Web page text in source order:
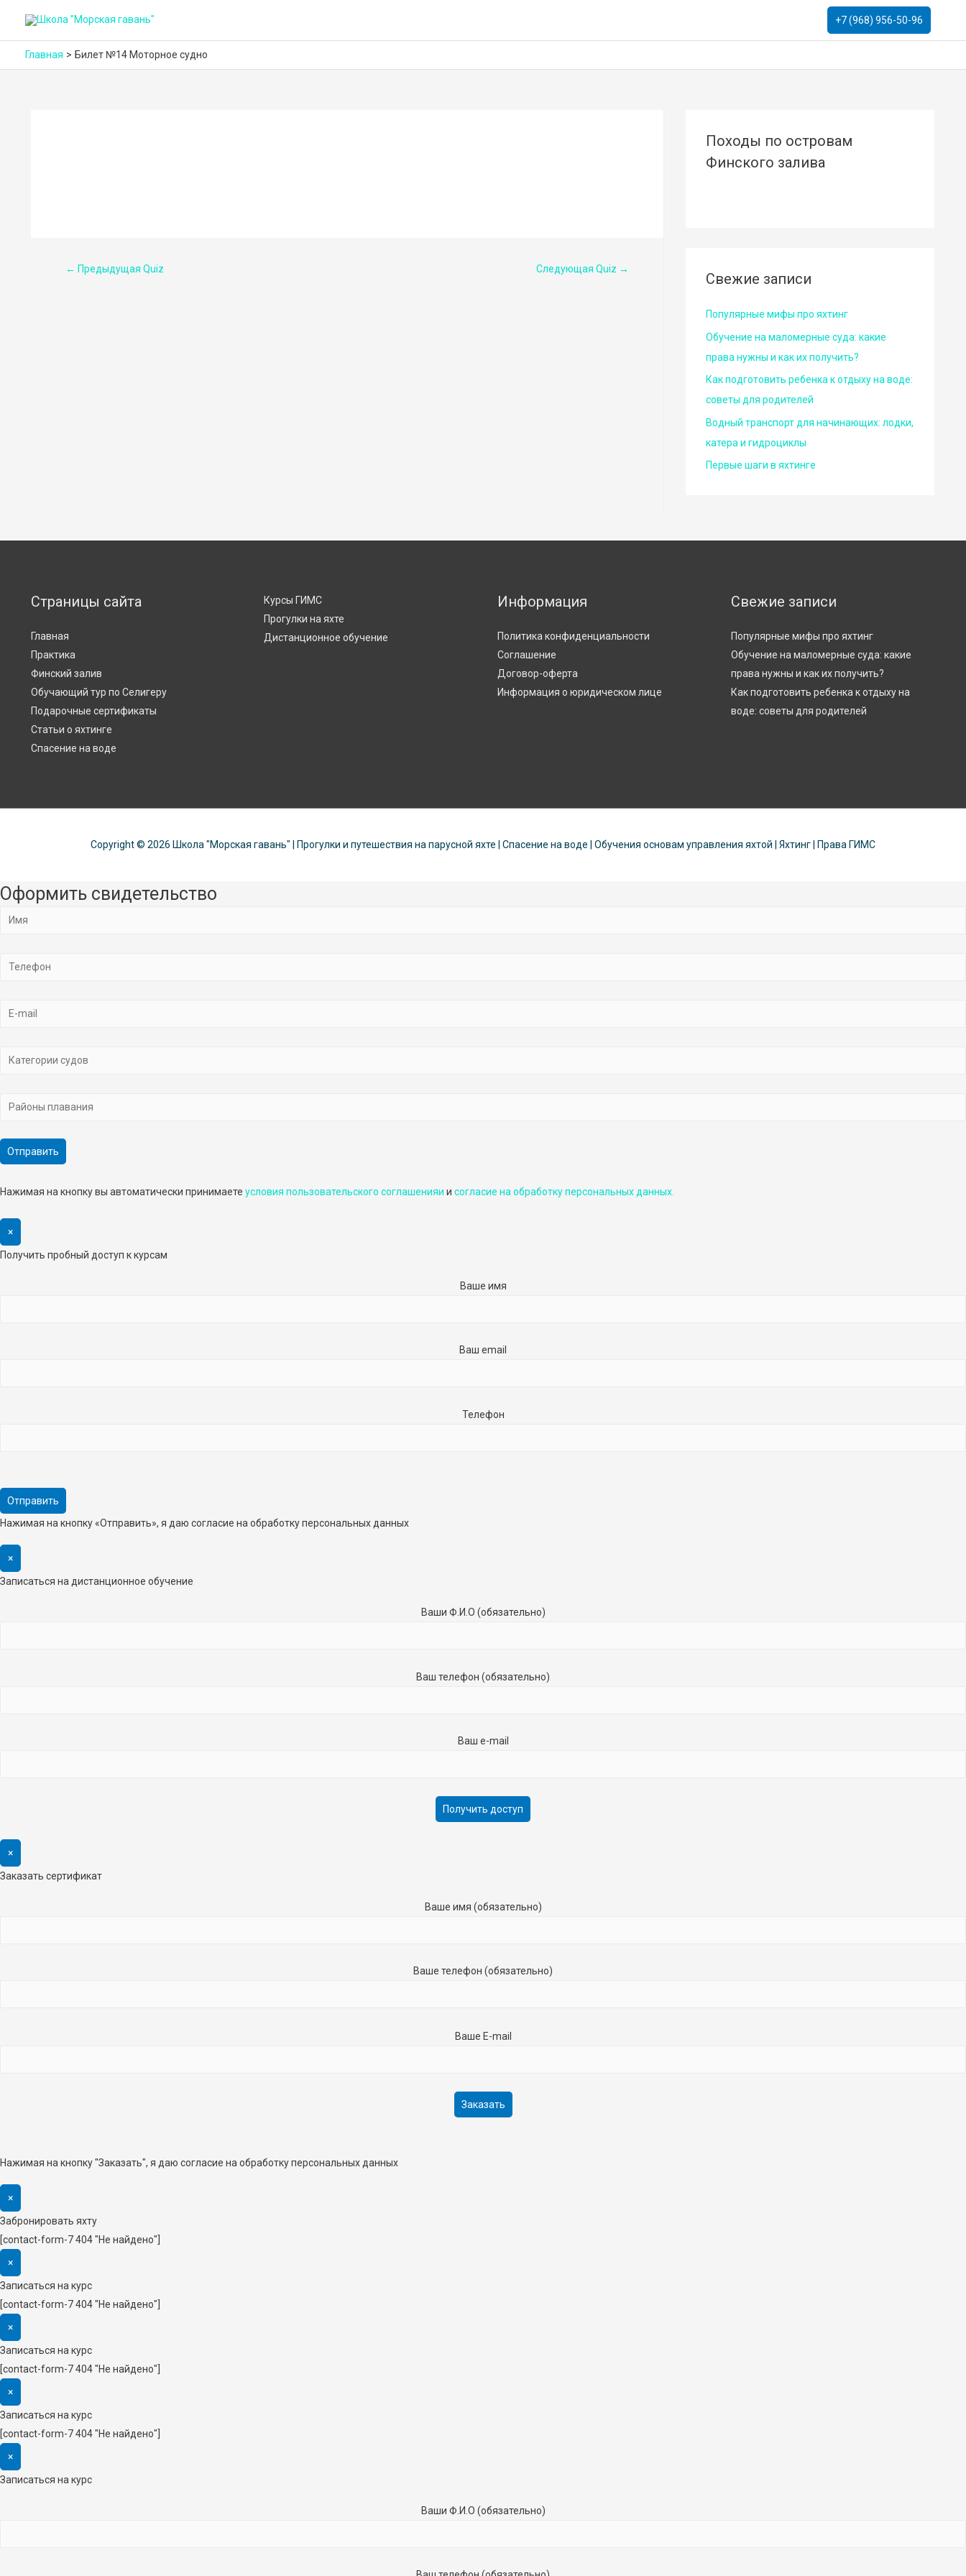
+7 (968) 956-50-96
Главная Билет №14 Моторное судно
Навигация
← Предыдущая Quiz Следующая Quiz →
Походы по островам
Финского залива
Свежие записи
Популярные мифы про яхтинг
Обучение на маломерные суда: какие
права нужны и как их получить?
Как подготовить ребенка к отдыху на воде:
советы для родителей
Водный транспорт для начинающих: лодки,
катера и гидроциклы
Первые шаги в яхтинге
Страницы сайта
Главная
Практика
Финский залив
Обучающий тур по Селигеру
Подарочные сертификаты
Статьи о яхтинге
Спасение на воде
Курсы ГИМС
Прогулки на яхте
Дистанционное обучение
Информация
Политика конфиденциальности
Соглашение
Договор-оферта
Информация о юридическом лице
Свежие записи
Популярные мифы про яхтинг
Обучение на маломерные суда: какие
права нужны и как их получить?
Как подготовить ребенка к отдыху на
воде: советы для родителей
Copyright © 2026 Школа "Морская гавань" | Прогулки и путешествия на парусной яхте | Спасение на воде | Обучения основам управления яхтой | Яхтинг | Права ГИМС
Оформить свидетельство
Нажимая на кнопку вы автоматически принимаете условия пользовательского соглашенияи и cогласие на обработку персональных данных.
×
Получить пробный доступ к курсам
Ваше имя
Ваш email
Телефон
Нажимая на кнопку «Отправить», я даю согласие на обработку персональных данных
×
Записаться на дистанционное обучение
Ваши Ф.И.О (обязательно)
Ваш телефон (обязательно)
Ваш e-mail
×
Заказать сертификат
Ваше имя (обязательно)
Ваше телефон (обязательно)
Ваше E-mail
Нажимая на кнопку "Заказать", я даю согласие на обработку персональных данных
×
Забронировать яхту
[contact-form-7 404 "Не найдено"]
×
Записаться на курс
[contact-form-7 404 "Не найдено"]
×
Записаться на курс
[contact-form-7 404 "Не найдено"]
×
Записаться на курс
[contact-form-7 404 "Не найдено"]
×
Записаться на курс
Ваши Ф.И.О (обязательно)